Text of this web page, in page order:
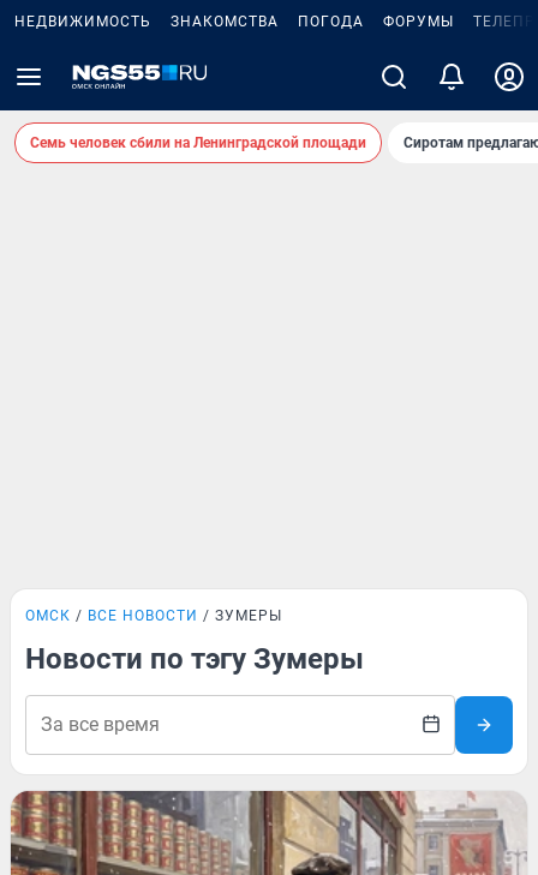
НЕДВИЖИМОСТЬ ЗНАКОМСТВА ПОГОДА ФОРУМЫ
Семь человек сбили на Ленинградской площади Сиротам
ОМСК ВСЕ НОВОСТИ ЗУМЕРЫ
Новости по тэгу Зумеры